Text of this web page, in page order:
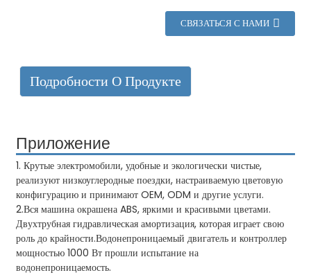
СВЯЗАТЬСЯ С НАМИ
Подробности О Продукте
Приложение
1. Крутые электромобили, удобные и экологически чистые,
реализуют низкоуглеродные поездки, настраиваемую цветовую
конфигурацию и принимают OEM, ODM и другие услуги.
2.Вся машина окрашена ABS, яркими и красивыми цветами.
Двухтрубная гидравлическая амортизация, которая играет свою
роль до крайности.Водонепроницаемый двигатель и контроллер
мощностью 1000 Вт прошли испытание на
водонепроницаемость.